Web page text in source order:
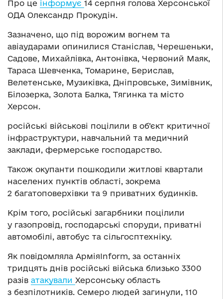
Про це інформує 14 серпня голова Херсонської
ОДА Олександр Прокудін.
Зазначено, що під ворожим вогнем та
авіаударами опинилися Станіслав, Черешеньки,
Садове, Михайлівка, Антонівка, Червоний Маяк,
Тараса Шевченка, Томарине, Берислав,
Велетенське, Музиківка, Дніпровське, Зимівник,
Білозерка, Золота Балка, Тягинка та місто
Херсон.
російські військові поцілили в об’єкт критичної
інфраструктури, навчальний та медичний
заклади, фермерське господарство.
Також окупанти пошкодили житлові квартали
населених пунктів області, зокрема
2 багатоповерхівки та 9 приватних будинків.
Крім того, російські загарбники поцілили
у газопровід, господарські споруди, приватні
автомобілі, автобус та сільгосптехніку.
Як повідомляла АрміяInform, за останніх
тридцять днів російські війська близько 3300
разів атакували Херсонську область
з безпілотників. Семеро людей загинули, 110